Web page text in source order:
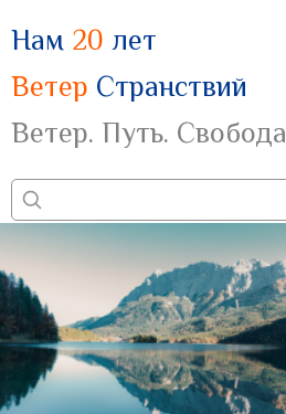
Нам 20 лет
Ветер Странствий
Ветер. Путь. Свобода